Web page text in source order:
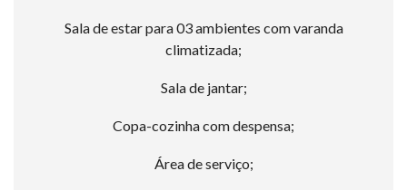
Sala de estar para 03 ambientes com varanda
climatizada;
Sala de jantar;
Copa-cozinha com despensa;
Área de serviço;